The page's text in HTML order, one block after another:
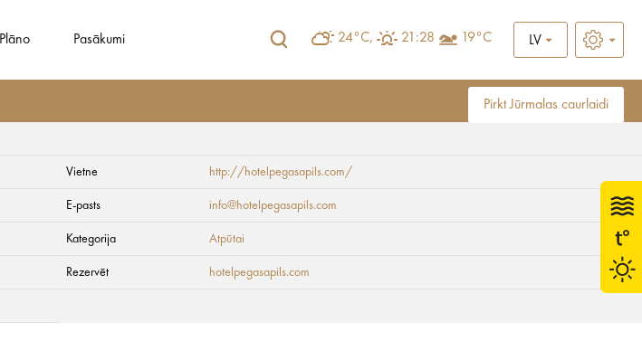
Plāno Pasākumi 24°C, 21:28 19°C LV
Pirkt Jūrmalas caurlaidi
Vietne http://hotelpegasapils.com/
E-pasts info@hotelpegasapils.com
Kategorija Atpūtai
Rezervēt hotelpegasapils.com